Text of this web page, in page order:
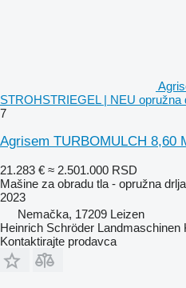
STROHSTRIEGEL | NEU opružna
7
Agrisem TURBOMULCH 8,60
21.283 € ≈ 2.501.000 RSD
Mašine za obradu tla - opružna
2023
Nemačka, 17209 Leizen
Heinrich Schröder Landmaschinen
Kontaktirajte prodavca